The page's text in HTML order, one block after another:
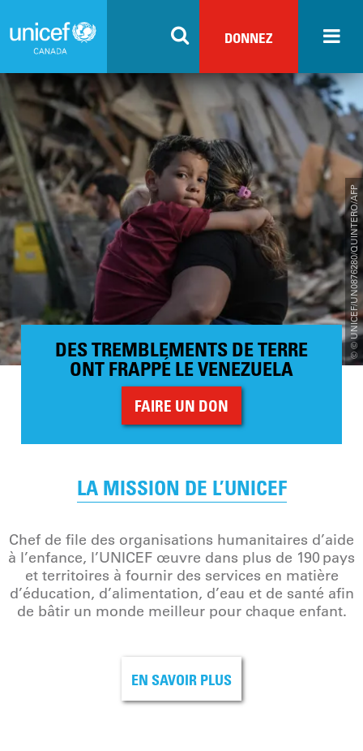
to
content
DONNEZ
© © UNICEF/UN0876280/QUINTERO/AFP
DES TREMBLEMENTS DE TERRE
ONT FRAPPÉ LE VENEZUELA
FAIRE UN DON
LA MISSION DE L’UNICEF
Chef de file des organisations humanitaires d’aide
à l’enfance, l’UNICEF œuvre dans plus de 190 pays
et territoires à fournir des services en matière
d’éducation, d’alimentation, d’eau et de santé afin
de bâtir un monde meilleur pour chaque enfant.
EN SAVOIR PLUS